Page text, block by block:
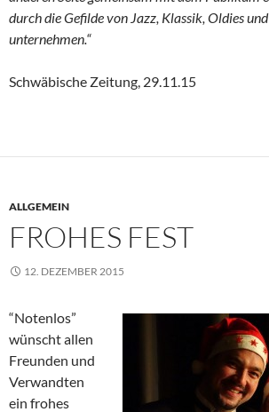
durch die Gefilde von Jazz, Klassik, Oldies
unternehmen.“
Schwäbische Zeitung, 29.11.15
ALLGEMEIN
FROHES FEST
12. DEZEMBER 2015
“Notenlos”
wünscht allen
Freunden und
Verwandten
ein frohes